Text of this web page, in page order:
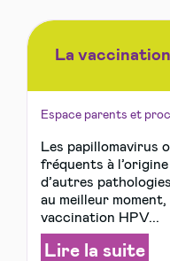
La
Espace parents et
Les papillomavirus
fréquents à
d’autres
au meilleur moment,
vaccination HPV...
Lire la suite